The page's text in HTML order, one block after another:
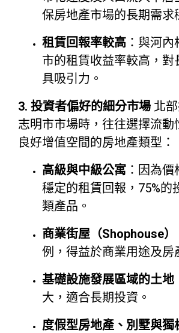
保房地產市場的長期需求
租賃回報率較高 ：與河
市的租賃收益率較高，對
具吸引力。
3. 投資者偏好的細分市場 北
志明市市場時，往往選擇流動
良好增值空間的房地產類型：
高級與中級公寓 ：因為
穩定的租賃回報，75%的
類產品。
商業街屋（Shophouse）
例，得益於商業用途及房
基礎設施發展區域的土地
大，適合長期投資。
度假型房地產、別墅與獨